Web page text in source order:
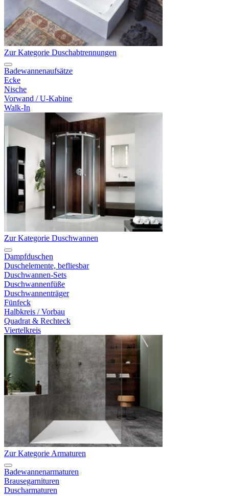
Zur Kategorie Duschabtrennungen
Badewannenaufsätze
Ecke
Nische
Vorwand / U-Kabine
Walk-In
Zur Kategorie Duschwannen
Dampfduschen
Duschelemente, befliesbar
Duschwannen-Sets
Duschwannenfüße
Duschwannenträger
Fünfeck
Halbkreis / Vorbau
Quadrat & Rechteck
Viertelkreis
Zur Kategorie Armaturen
Badewannenarmaturen
Brausegarnituren
Duscharmaturen